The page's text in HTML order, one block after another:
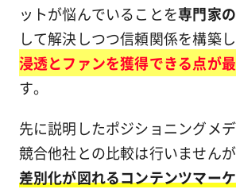
ットが悩んでいることを専門家
して解決しつつ信頼関係を構築し
浸透とファンを獲得できる点が
す。
先に説明したポジショニングメ
競合他社との比較は行いません
差別化が図れるコンテンツマー